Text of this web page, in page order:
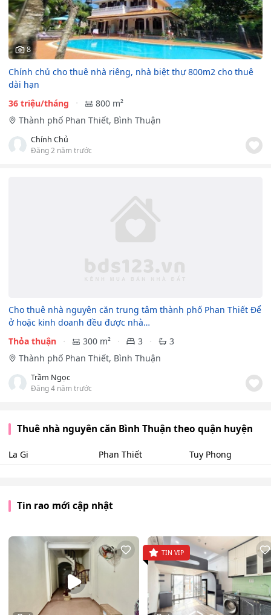
8
Chính chủ cho thuê nhà riêng, nhà biệt thự 800m2 cho thuê
dài hạn
36 triệu/tháng
800 m²
Thành phố Phan Thiết, Bình Thuận
Chính Chủ
Đăng 2 năm trước
Cho thuê nhà nguyên căn trung tâm thành phố Phan Thiết Để
ở hoặc kinh doanh đều được nhà…
Thỏa thuận
300 m² 3
3
Thành phố Phan Thiết, Bình Thuận
Trầm Ngọc
Đăng 4 năm trước
Thuê nhà nguyên căn Bình Thuận theo quận huyện
La Gi Phan Thiết Tuy Phong
Tin rao mới cập nhật
TIN VIP